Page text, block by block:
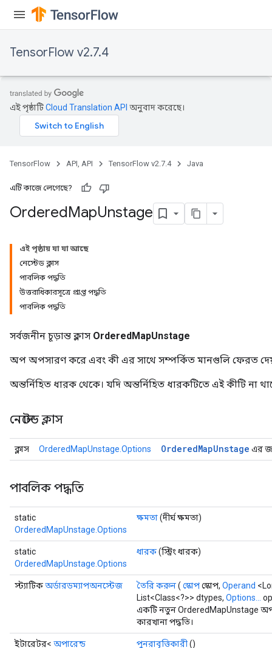
TensorFlow v2.7.4
এই পৃষ্ঠাটিCloud Translation API অনুবাদ করেছে।
TensorFlow API, API TensorFlow v2.7.4 Java
এটি কাজে লেগেছে?
OrderedMapUnstage
এই পৃষ্ঠায় যা যা আছে
নেস্টেড ক্লাস
পাবলিক পদ্ধতি
উত্তরাধিকারসূত্রে প্রাপ্ত পদ্ধতি
পাবলিক পদ্ধতি
সর্বজনীন চূড়ান্ত ক্লাস OrderedMapUnstage
অপ অপসারণ করে এবং কী এর সাথে সম্পর্কিত মানগুলি ফেরত
অন্তর্নিহিত ধারক থেকে। যদি অন্তর্নিহিত ধারকটিতে এই কীটি না
নেস্টেড ক্লাস
ক্লাস OrderedMapUnstage.Options OrderedMapUnstage এর
পাবলিক পদ্ধতি
static
OrderedMapUnstage.Options
ক্ষমতা(দীর্ঘ ক্ষমতা)
static
OrderedMapUnstage.Options
ধারক(স্ট্রিং ধারক)
স্ট্যাটিকঅর্ডারডম্যাপঅনস্টেজ তৈরি করুন( স্কোপস্কোপ, Operand
List<Class<?>> dtypes, Options...
একটি নতুন OrderedMapUnstage
কারখানা পদ্ধতি।
ইটারেটর< অপারেন্ড
পুনরাবৃত্তিকারী()